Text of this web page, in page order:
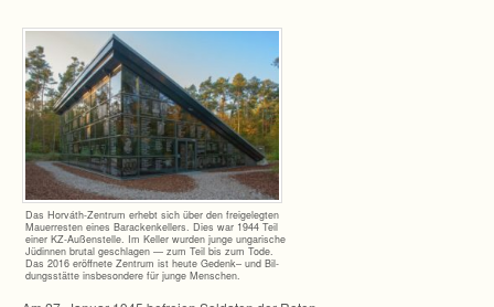
Das Horváth-Zentrum erhebt sich über den frei­ge­leg­ten
Mau­er­res­ten eines Bara­cken­kel­lers. Dies war 1944 Teil
einer KZ-Außenstelle. Im Kel­ler wur­den junge unga­ri­sche
Jüdin­nen bru­tal geschla­gen — zum Teil bis zum Tode.
Das 2016 eröff­nete Zen­trum ist heute Gedenk– und Bil­
dungs­stätte ins­be­son­dere für junge Menschen.